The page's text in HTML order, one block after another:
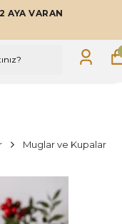
AYA VARAN
Muglar ve Kupalar